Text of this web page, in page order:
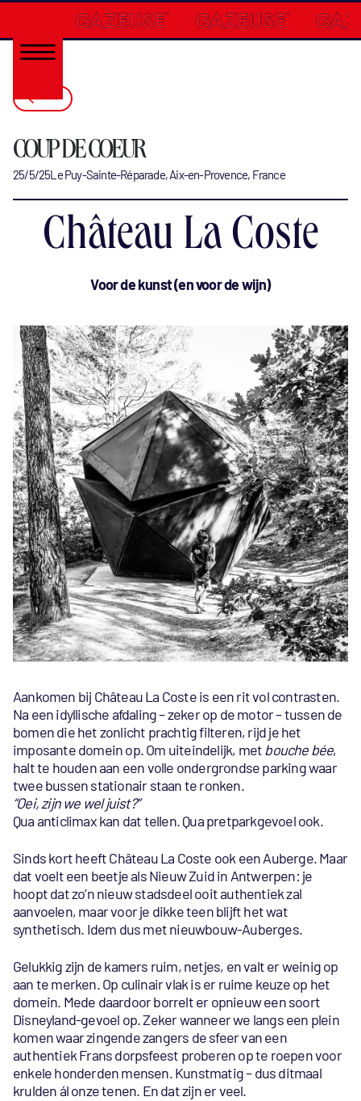
COUP DE COEUR
25/5/25Le Puy-Sainte-Réparade, Aix-en-Provence, France
Château La Coste
Voor de kunst (en voor de wijn)
Aankomen bij Château La Coste is een rit vol contrasten.
Na een idyllische afdaling – zeker op de motor – tussen de
bomen die het zonlicht prachtig filteren, rijd je het
imposante domein op. Om uiteindelijk, metbouche bée,
halt te houden aan een volle ondergrondse parking waar
twee bussen stationair staan te ronken.
“Oei, zijn we wel juist?”
Qua anticlimax kan dat tellen. Qua pretparkgevoel ook.
Sinds kort heeft Château La Coste ook een Auberge. Maar
dat voelt een beetje als Nieuw Zuid in Antwerpen: je
hoopt dat zo’n nieuw stadsdeel ooit authentiek zal
aanvoelen, maar voor je dikke teen blijft het wat
synthetisch. Idem dus met nieuwbouw-Auberges.
Gelukkig zijn de kamers ruim, netjes, en valt er weinig op
aan te merken. Op culinair vlak is er ruime keuze op het
domein. Mede daardoor borrelt er opnieuw een soort
Disneyland-gevoel op. Zeker wanneer we langs een plein
komen waar zingende zangers de sfeer van een
authentiek Frans dorpsfeest proberen op te roepen voor
enkele honderden mensen. Kunstmatig – dus ditmaal
krulden ál onze tenen. En dat zijn er veel.